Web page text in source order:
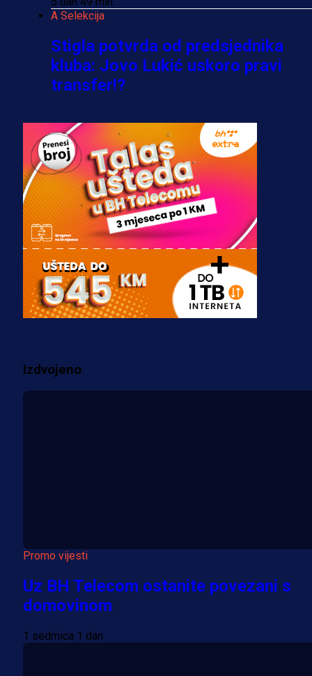
A Selekcija
Stigla potvrda od predsjednika
kluba: Jovo Lukić uskoro pravi
transfer!?
A Selekcija
Zmajevi dobili veliko pojačanje:
Fudbaler Olympiacosa želi obući
dres BiH!
3 sedmica 5 dan
Premijer liga BiH
Misimović priveden: SIPA ga tereti
za pranje novca, pretresaju
prostorije FK Borac!
Više vijesti
Izdvojeno
Promo vijesti
Uz BH Telecom ostanite povezani s
domovinom
1 sedmica 1 dan